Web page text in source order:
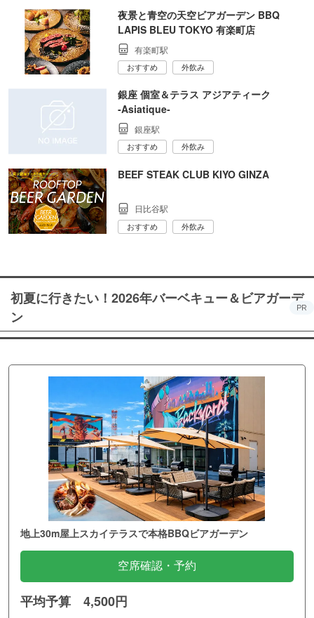
夜景と青空の天空ビアガーデン BBQ
LAPIS BLEU TOKYO 有楽町店
有楽町駅
おすすめ 外飲み
銀座 個室＆テラス アジアティーク
‐Asiatique‐
銀座駅
おすすめ 外飲み
BEEF STEAK CLUB KIYO GINZA
日比谷駅
おすすめ 外飲み
初夏に行きたい！2026年バーベキュー＆ビアガーデ
ン
PR
地上30m屋上スカイテラスで本格BBQビアガーデン
空席確認・予約
平均予算 4,500円